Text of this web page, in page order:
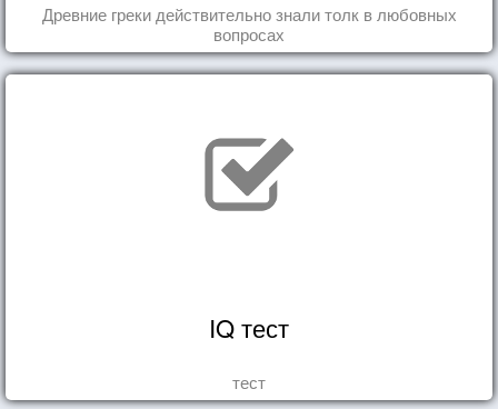
Древние греки действительно знали толк в любовных
вопросах
IQ тест
тест